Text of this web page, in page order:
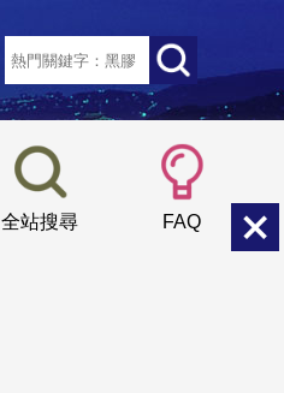
全站搜尋 FAQ
小 中